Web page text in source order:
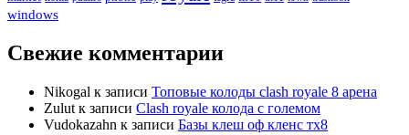
windows
Свежие комментарии
Nikogal к записи Топовые колоды clash royale 8 арена
Zulut к записи Clash royale колода с големом
Vudokazahn к записи Базы клеш оф кленс тх8